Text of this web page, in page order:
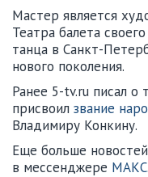
Мастер является
Театра балета
танца в Санкт-
нового поколения.
Ранее 5-tv.ru писал
присвоил звание
Владимиру Конкину.
Еще больше
в мессенджере МАКС.